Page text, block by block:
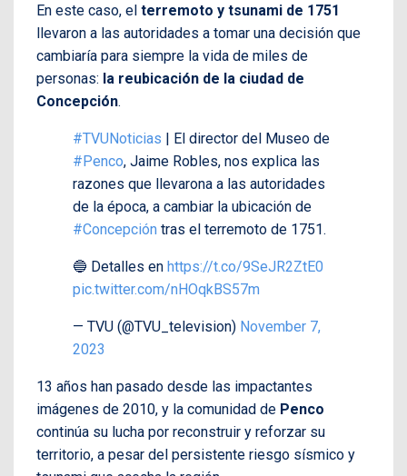
En este caso, el terremoto y tsunami de 1751
llevaron a las autoridades a tomar una decisión que
cambiaría para siempre la vida de miles de
personas: la reubicación de la ciudad de
Concepción.
#TVUNoticias | El director del Museo de
#Penco, Jaime Robles, nos explica las
razones que llevarona a las autoridades
de la época, a cambiar la ubicación de
#Concepción tras el terremoto de 1751.
🔵 Detalles en https://t.co/9SeJR2ZtE0
pic.twitter.com/nHOqkBS57m
— TVU (@TVU_television) November 7,
2023
13 años han pasado desde las impactantes
imágenes de 2010, y la comunidad de Penco
continúa su lucha por reconstruir y reforzar su
territorio, a pesar del persistente riesgo sísmico y